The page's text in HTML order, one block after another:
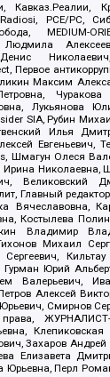
Кавказ.Реалии,
PCE/PC,
MEDIUM-
Людмила
Первое
Максим
Чуракова
Лукьянова
SIA, Рубин
Илья
Евгеньевич,
Шмагун Олеся
Ирина Николаевна,
Великовский
Главный
Вячеславовна,
Костылева
Владимир
Михаил
Юрий
Валерьевич,
Алексей
Смирнов
Захаров
Елизавета
Юрьевна, Перл